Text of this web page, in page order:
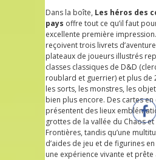
Dans la boîte, Les héros des
pays offre tout ce qu’il faut
excellente première
reçoivent trois livrets
plateaux de joueurs illustrés
classes classiques de D&D
roublard et guerrier) et plus de
les sorts, les monstres, les
bien plus encore. Des cartes
présentent des lieux
grottes de la vallée du Chaos
Frontières, tandis qu’une
d’aides de jeu et de figurines
une expérience vivante et prête